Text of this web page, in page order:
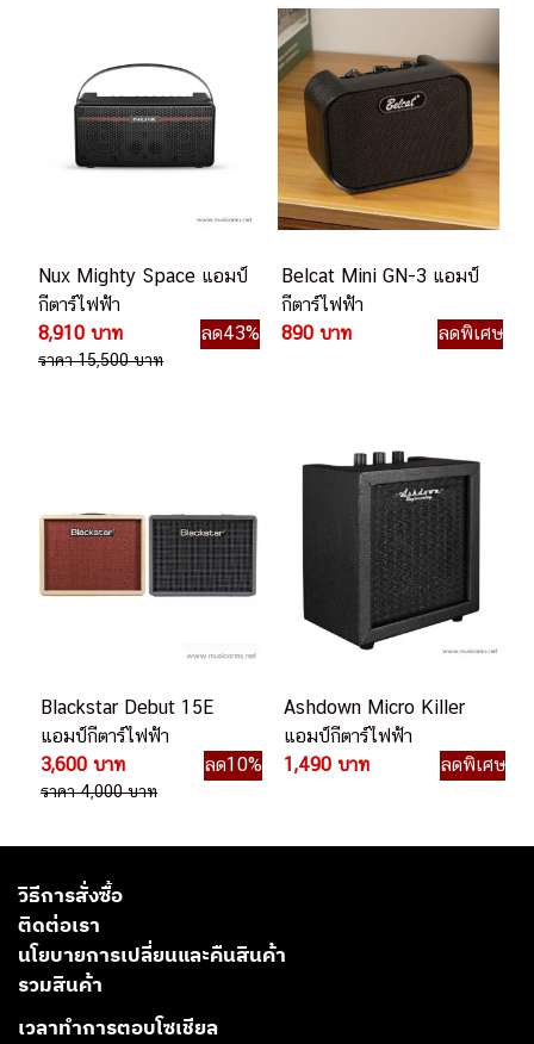
Nux Mighty Space แอมป์
กีตาร์ไฟฟ้า
8,910 บาท
ลด43%
ราคา 15,500 บาท
Belcat Mini GN-3 แอมป์
กีตาร์ไฟฟ้า
890 บาท
ลดพิเศษ
Blackstar Debut 15E
แอมป์กีตาร์ไฟฟ้า
3,600 บาท
ลด10%
ราคา 4,000 บาท
Ashdown Micro Killer
แอมป์กีตาร์ไฟฟ้า
1,490 บาท
ลดพิเศษ
วิธีการสั่งซื้อ
ติดต่อเรา
นโยบายการเปลี่ยนและคืนสินค้า
รวมสินค้า
เวลาทำการตอบโซเชียล